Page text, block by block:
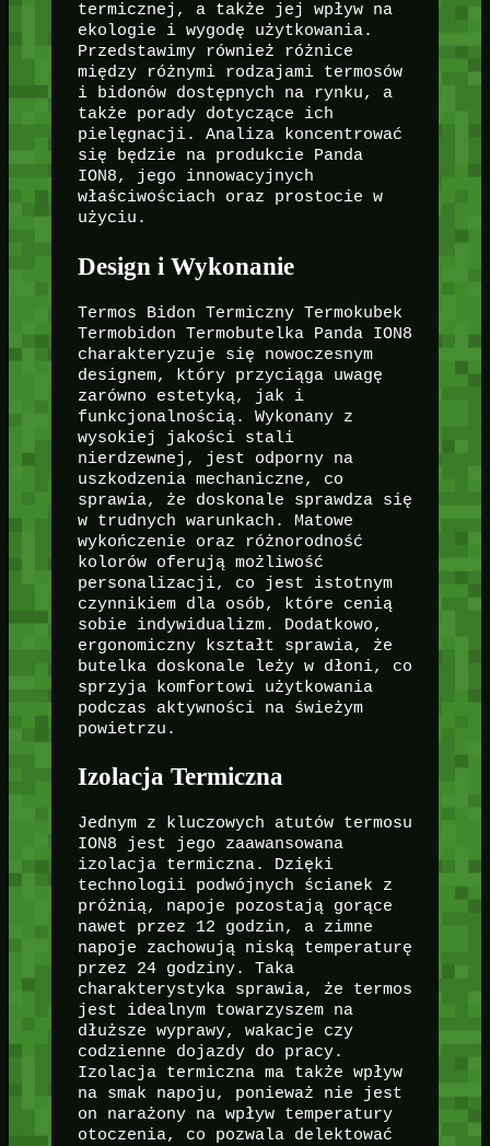
termicznej, a także jej wpływ na
ekologie i wygodę użytkowania.
Przedstawimy również różnice
między różnymi rodzajami termosów
i bidonów dostępnych na rynku, a
także porady dotyczące ich
pielęgnacji. Analiza koncentrować
się będzie na produkcie Panda
ION8, jego innowacyjnych
właściwościach oraz prostocie w
użyciu.
Design i Wykonanie
Termos Bidon Termiczny Termokubek
Termobidon Termobutelka Panda ION8
charakteryzuje się nowoczesnym
designem, który przyciąga uwagę
zarówno estetyką, jak i
funkcjonalnością. Wykonany z
wysokiej jakości stali
nierdzewnej, jest odporny na
uszkodzenia mechaniczne, co
sprawia, że doskonale sprawdza się
w trudnych warunkach. Matowe
wykończenie oraz różnorodność
kolorów oferują możliwość
personalizacji, co jest istotnym
czynnikiem dla osób, które cenią
sobie indywidualizm. Dodatkowo,
ergonomiczny kształt sprawia, że
butelka doskonale leży w dłoni, co
sprzyja komfortowi użytkowania
podczas aktywności na świeżym
powietrzu.
Izolacja Termiczna
Jednym z kluczowych atutów termosu
ION8 jest jego zaawansowana
izolacja termiczna. Dzięki
technologii podwójnych ścianek z
próżnią, napoje pozostają gorące
nawet przez 12 godzin, a zimne
napoje zachowują niską temperaturę
przez 24 godziny. Taka
charakterystyka sprawia, że termos
jest idealnym towarzyszem na
dłuższe wyprawy, wakacje czy
codzienne dojazdy do pracy.
Izolacja termiczna ma także wpływ
na smak napoju, ponieważ nie jest
on narażony na wpływ temperatury
otoczenia, co pozwala delektować